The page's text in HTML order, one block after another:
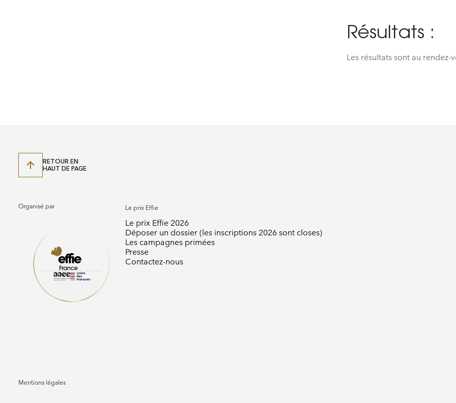
Résultats :
Les résultats sont au rendez-
RETOUR EN
HAUT DE PAGE
Organisé par Le prix Effie
Le prix Effie 2026
Déposer un dossier (les inscriptions 2026 sont closes)
Les campagnes primées
Presse
Contactez-nous
Mentions légales